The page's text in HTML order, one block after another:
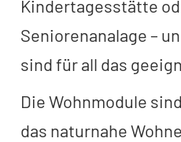
Kindertagesstätte
Seniorenanalage –
sind für all das
Die Wohnmodule
das naturnahe